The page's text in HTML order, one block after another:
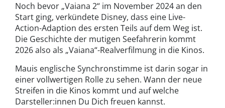
Noch bevor „Vaiana 2“ im November 2024 an den
Start ging, verkündete Disney, dass eine Live-
Action-Adaption des ersten Teils auf dem Weg ist.
Die Geschichte der mutigen Seefahrerin kommt
2026 also als „Vaiana“-Realverfilmung in die Kinos.
Mauis englische Synchronstimme ist darin sogar in
einer vollwertigen Rolle zu sehen. Wann der neue
Streifen in die Kinos kommt und auf welche
Darsteller:innen Du Dich freuen kannst.